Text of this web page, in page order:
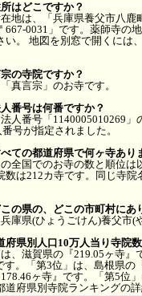
はどこですか？
在地は、「兵庫県養父市八
0031」です。薬師寺の地
い。 地図を別窓で開くには、
の寺院ですか？
真言宗」のお寺です。
番号は何番ですか？
法人番号「1140005010269
号が指定されました。
ての都道府県で何ヶ寺あり
の全国でのお寺の数と順位は
数は212カ寺です。同じ寺院
の県の、どこの市町村にあ
庫県(ひょうごけん)養父市(
府県別人口10万人当り寺院
は、滋賀県の『219.05ヶ寺
す。「第3位」は、島根県の
ヶ寺』です。「第5位
道府県別寺院ランキングの